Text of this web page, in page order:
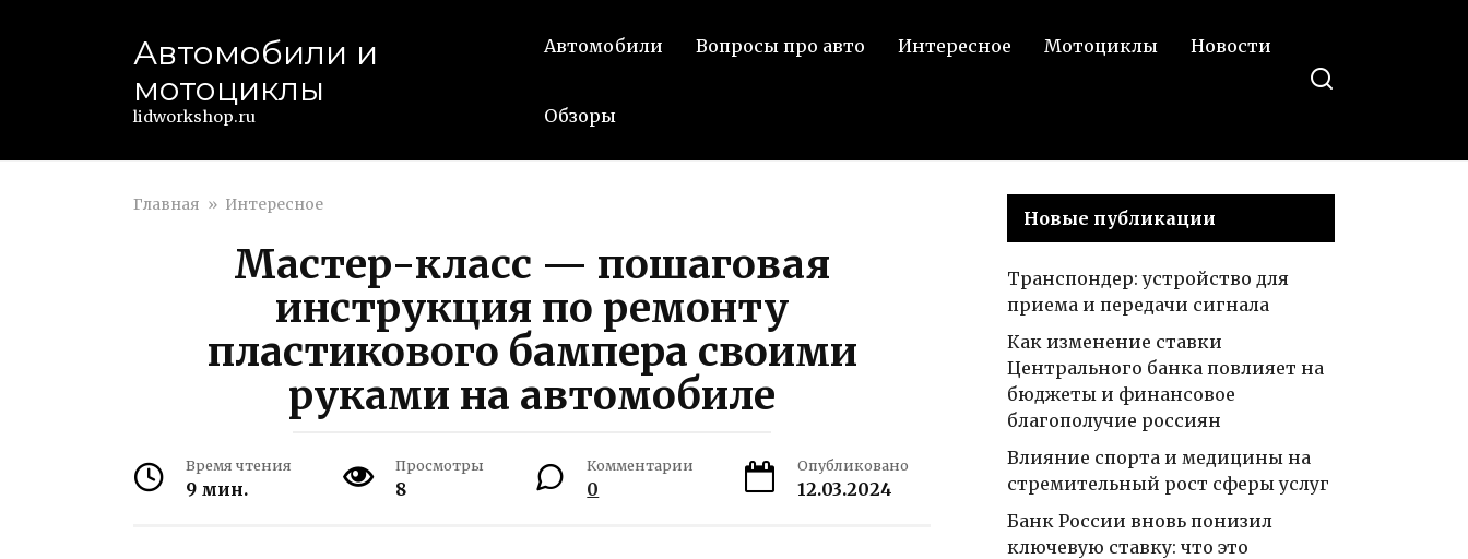
Автомобили и
мотоциклы
lidworkshop.ru
Автомобили Вопросы про авто Интересное Мотоциклы Новости
Обзоры
Главная » Интересное
Мастер-класс — пошаговая
инструкция по ремонту
пластикового бампера своими
руками на автомобиле
Время чтения
9 мин.
Просмотры
8
Комментарии
0
Опубликовано
12.03.2024
Новые публикации
Транспондер: устройство для
приема и передачи сигнала
Как изменение ставки
Центрального банка повлияет на
бюджеты и финансовое
благополучие россиян
Влияние спорта и медицины на
стремительный рост сферы услуг
Банк России вновь понизил
ключевую ставку: что это